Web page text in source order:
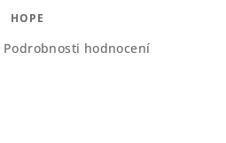
HOPE
Podrobnosti hodnocení